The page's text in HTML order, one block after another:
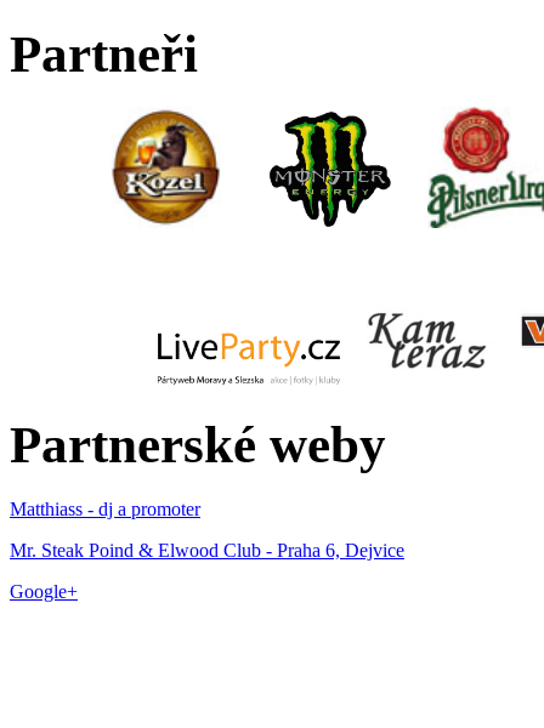
Partneři
Partnerské weby
Matthiass - dj a promoter
Mr. Steak Poind & Elwood Club - Praha 6, Dejvice
Google+